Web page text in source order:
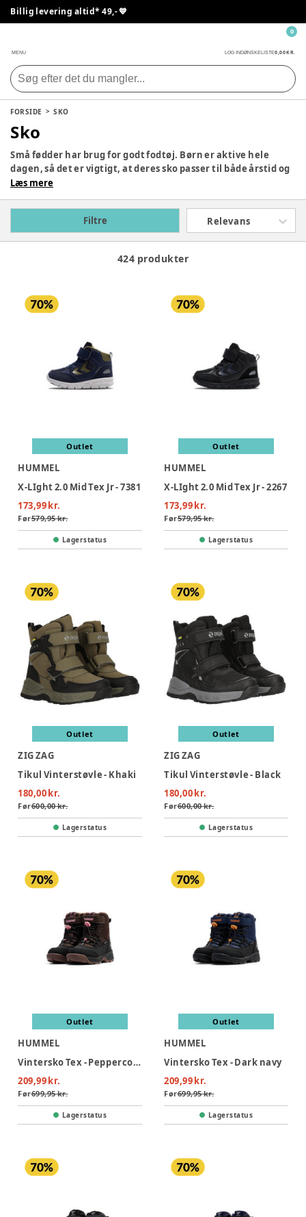
Billig levering altid* 49,- 💙
MENU LOG INDØNSKELISTE0,00 KR.
0
FORSIDE SKO
Sko
Små fødder har brug for godt fodtøj. Børn er aktive hele
dagen, så det er vigtigt, at deres sko passer til både årstid og
aktivitet. Uanset om det er til en festlig begivenhed,
alt fra vinterstøvler og gummistøvler til sandaler og
hjemmesko. Med mærker som Bisgaard, Bisgaard og
Skechers er I sikret høj kvalitet til de små fødder.
Læs mere
Filtre Relevans
424 produkter
Outlet
HUMMEL
X-LIght 2.0 Mid Tex Jr - 7381
173,99 kr.
Før579,95 kr.
Lagerstatus
Outlet
HUMMEL
X-LIght 2.0 Mid Tex Jr - 2267
173,99 kr.
Før579,95 kr.
Lagerstatus
Outlet
ZIG ZAG
Tikul Vinterstøvle - Khaki
180,00 kr.
Før600,00 kr.
Lagerstatus
Outlet
ZIG ZAG
Tikul Vinterstøvle - Black
180,00 kr.
Før600,00 kr.
Lagerstatus
Outlet
HUMMEL
Vintersko Tex - Peppercorn
209,99 kr.
Før699,95 kr.
Lagerstatus
Outlet
HUMMEL
Vintersko Tex - Dark navy
209,99 kr.
Før699,95 kr.
Lagerstatus